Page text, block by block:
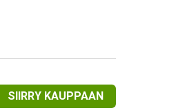
SIIRRY KAUPPAAN